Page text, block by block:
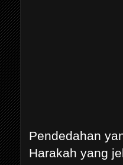
Pendedahan
Harakah yang